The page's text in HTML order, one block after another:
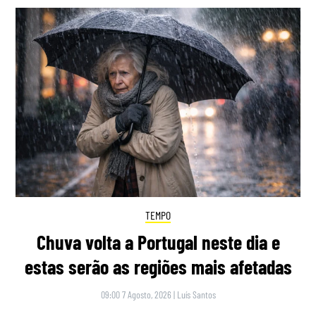
TEMPO
Chuva volta a Portugal neste dia e
estas serão as regiões mais afetadas
09:00 7 Agosto, 2026 | Luís Santos